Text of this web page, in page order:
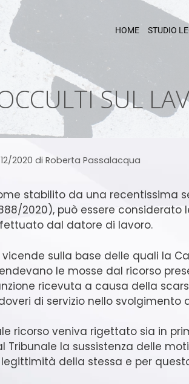
HOME STUDIO
SUL
2020 di Roberta Passalacqua
stabilito da una recentissima
2020), può essere
dal datore di lavoro.
vicende sulla base delle quali la
le mosse dal ricorso
ricevuta a causa della
di servizio nello svolgimento
ricorso veniva rigettato sia in
Tribunale la sussistenza delle
della stessa e per